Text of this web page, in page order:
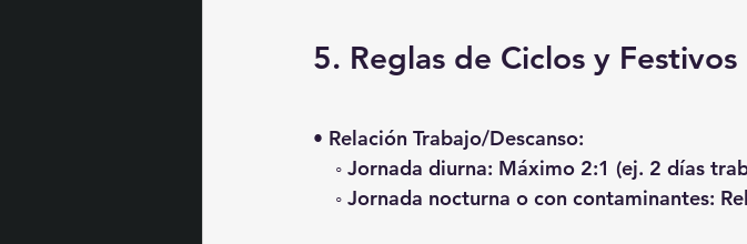
5. Reglas de Ciclos y Festivos
• Relación Trabajo/Descanso:
◦ Jornada diurna: Máximo 2:1 (ej. 2 días
◦ Jornada nocturna o con contaminantes: